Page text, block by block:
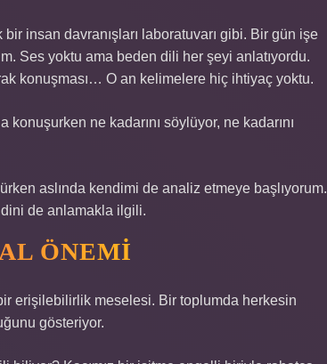
insan davranışları laboratuvarı gibi. Bir gün işe
Ses yoktu ama beden dili her şeyi anlatıyordu.
konuşması… O an kelimelere hiç ihtiyaç yoktu.
ne kadarını söylüyor, ne kadarını
aslında kendimi de analiz etmeye başlıyorum.
de anlamakla ilgili.
ÖNEMI
erişilebilirlik meselesi. Bir toplumda herkesin
gösteriyor.